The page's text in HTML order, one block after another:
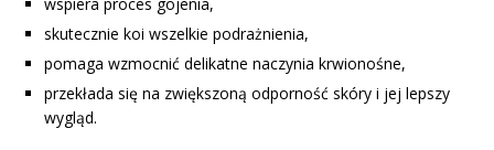
skutecznie koi wszelkie podrażnienia,
pomaga wzmocnić delikatne naczynia krwionośne,
przekłada się na zwiększoną odporność skóry i jej lepszy
wygląd.